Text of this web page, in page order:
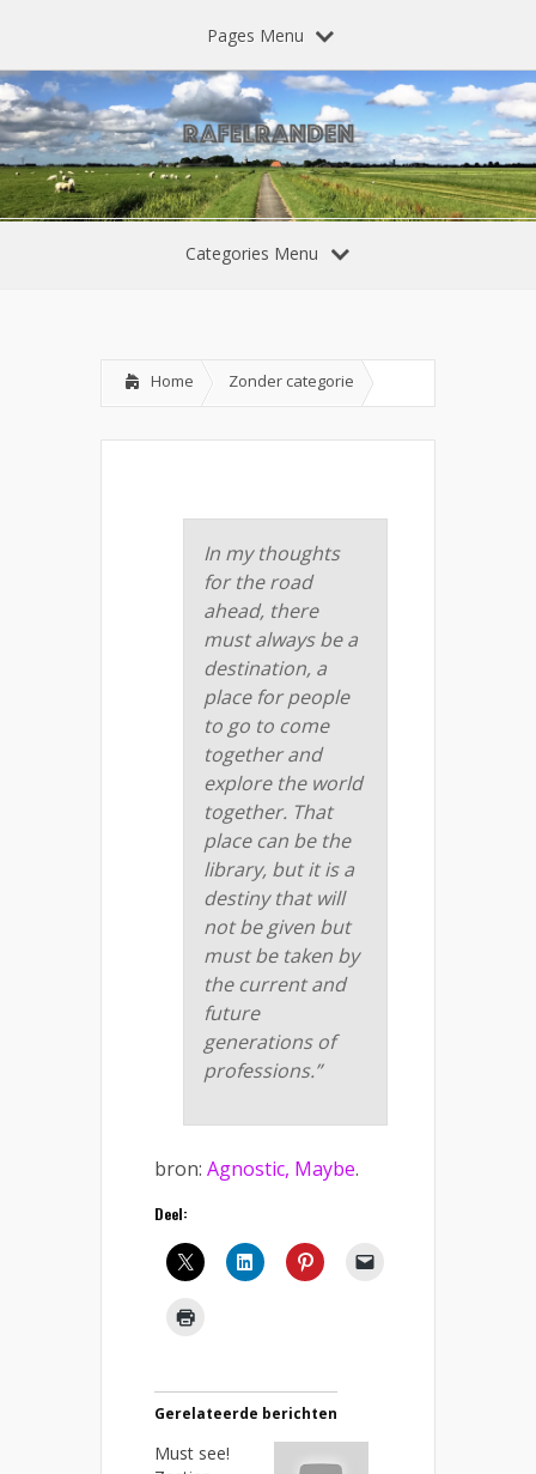
Pages Menu
Categories Menu
Home Zonder categorie
In my thoughts
for the road
ahead, there
must always be a
destination, a
place for people
to go to come
together and
explore the world
together. That
place can be the
library, but it is a
destiny that will
not be given but
must be taken by
the current and
future
generations of
professions.”
bron: Agnostic, Maybe.
Deel:
Gerelateerde berichten
Must see!